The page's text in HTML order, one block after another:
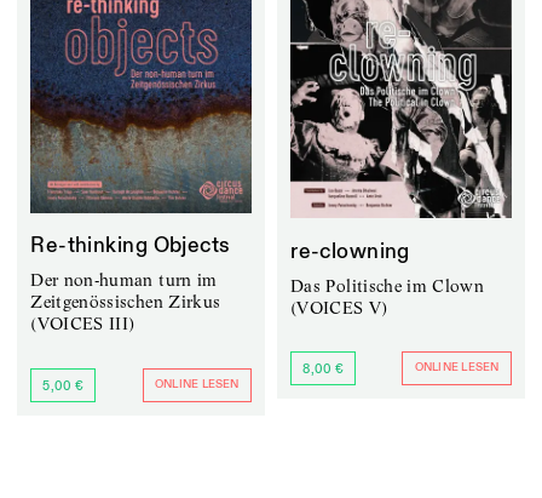
Re-thinking Objects
Der non-human turn im
Zeitgenössischen Zirkus
(VOICES III)
5,00 € ONLINE LESEN
re-clowning
Das Politische im Clown
(VOICES V)
8,00 € ONLINE LESEN